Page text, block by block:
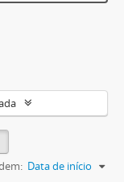
Data de início